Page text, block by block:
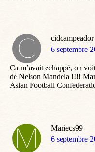
cidcampeador
dit
6 septembre
Ca m’avait échappé, on
de Nelson Mandela !!!!
Asian Football
Mariecs99
dit
6 septembre